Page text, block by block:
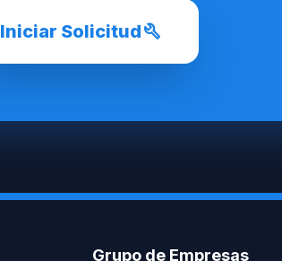
Iniciar Solicitudbuild
Grupo de Empresas